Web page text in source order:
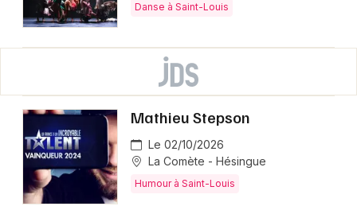
Danse à Saint-Louis
Mathieu Stepson
Le 02/10/2026
La Comète - Hésingue
Humour à Saint-Louis